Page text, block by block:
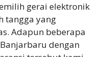
gerai elektronik
tangga yang
Adapun beberapa
dengan